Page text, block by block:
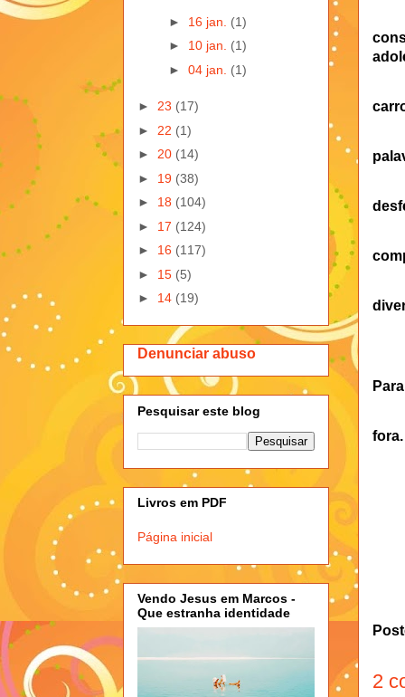
2
► 16 jan. (1)
► 10 jan. (1)
► 04 jan. (1)
► 23 (17)
► 22 (1)
► 20 (14)
► 19 (38)
► 18 (104)
► 17 (124)
► 16 (117)
► 15 (5)
► 14 (19)
Denunciar abuso
Pesquisar este blog
Livros em PDF
Página inicial
Vendo Jesus em Marcos -
Que estranha identidade